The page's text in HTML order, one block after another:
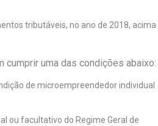
tributáveis, no ano de 2018, acima
cumprir uma das condições abaixo:
de microempreendedor individual
ou facultativo do Regime Geral de